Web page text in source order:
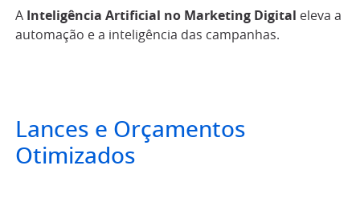
A Inteligência Artificial no Marketing Digital
eleva a
automação e a inteligência das campanhas.
Lances e Orçamentos
Otimizados